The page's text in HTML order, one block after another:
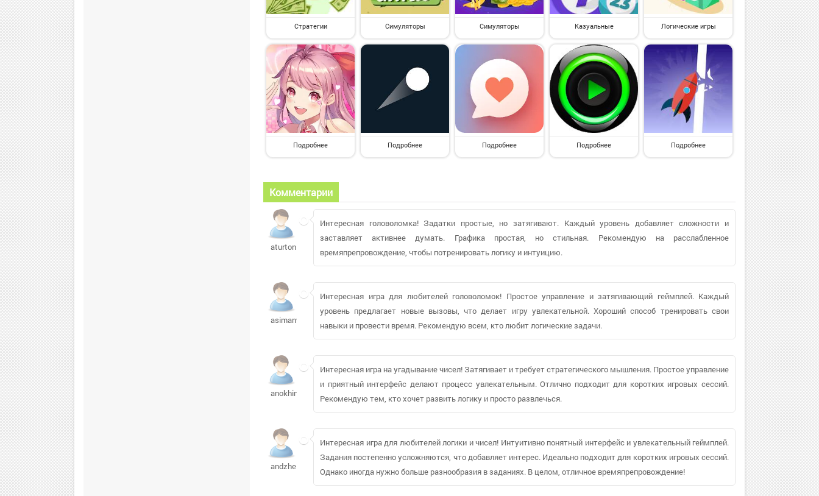
Стратегии Симуляторы Симуляторы Казуальные Логические игры
Подробнее Подробнее Подробнее Подробнее Подробнее
Комментарии
aturton
Интересная головоломка! Задатки простые, но затягивают. Каждый уровень добавляет сложности и
заставляет активнее думать. Графика простая, но стильная. Рекомендую на расслабленное
времяпрепровождение, чтобы потренировать логику и интуицию.
asimanwar474
Интересная игра для любителей головоломок! Простое управление и затягивающий геймплей. Каждый
уровень предлагает новые вызовы, что делает игру увлекательной. Хороший способ тренировать свои
навыки и провести время. Рекомендую всем, кто любит логические задачи.
anokhin
Интересная игра на угадывание чисел! Затягивает и требует стратегического мышления. Простое управление
и приятный интерфейс делают процесс увлекательным. Отлично подходит для коротких игровых сессий.
Рекомендую тем, кто хочет развить логику и просто развлечься.
andzheipak
Интересная игра для любителей логики и чисел! Интуитивно понятный интерфейс и увлекательный геймплей.
Задания постепенно усложняются, что добавляет интерес. Идеально подходит для коротких игровых сессий.
Однако иногда нужно больше разнообразия в заданиях. В целом, отличное времяпрепровождение!